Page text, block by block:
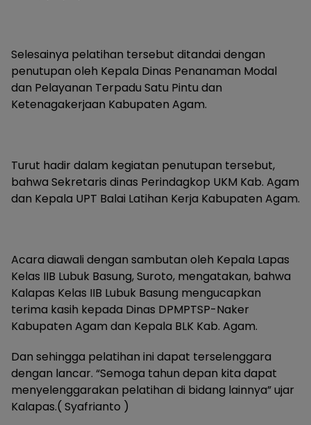
Selesainya pelatihan tersebut ditandai dengan
penutupan oleh Kepala Dinas Penanaman Modal
dan Pelayanan Terpadu Satu Pintu dan
Ketenagakerjaan Kabupaten Agam.
Turut hadir dalam kegiatan penutupan tersebut,
bahwa Sekretaris dinas Perindagkop UKM Kab. Agam
dan Kepala UPT Balai Latihan Kerja Kabupaten Agam.
Acara diawali dengan sambutan oleh Kepala Lapas
Kelas IIB Lubuk Basung, Suroto, mengatakan, bahwa
Kalapas Kelas IIB Lubuk Basung mengucapkan
terima kasih kepada Dinas DPMPTSP-Naker
Kabupaten Agam dan Kepala BLK Kab. Agam.
Dan sehingga pelatihan ini dapat terselenggara
dengan lancar. “Semoga tahun depan kita dapat
menyelenggarakan pelatihan di bidang lainnya” ujar
Kalapas.( Syafrianto )